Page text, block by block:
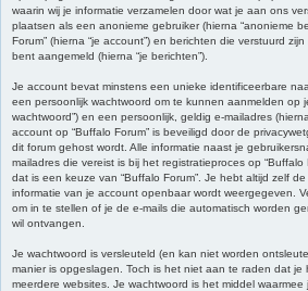
waarin wij je informatie verzamelen door wat je aan ons
plaatsen als een anonieme gebruiker (hierna “anonieme
Forum” (hierna “je account”) en berichten die verstuurd
bent aangemeld (hierna “je berichten”).
Je account bevat minstens een unieke identificeerbare
een persoonlijk wachtwoord om te kunnen aanmelden op
wachtwoord”) en een persoonlijk, geldig e-mailadres
account op “Buffalo Forum” is beveiligd door de
dit forum gehost wordt. Alle informatie naast je
mailadres die vereist is bij het registratieproces op “Buffalo
dat is een keuze van “Buffalo Forum”. Je hebt altijd zelf
informatie van je account openbaar wordt weergegeven.
om in te stellen of je de e-mails die automatisch worden
wil ontvangen.
Je wachtwoord is versleuteld (en kan niet worden
manier is opgeslagen. Toch is het niet aan te raden dat je
meerdere websites. Je wachtwoord is het middel